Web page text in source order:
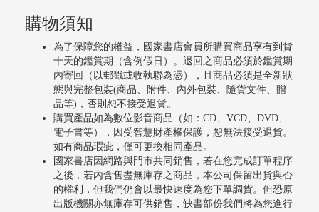
購物須知
為了保障您的權益，國家書店會員所購買商品享有到貨
十天的鑑賞期（含例假日）。退回之商品必須於鑑賞期
內寄回（以郵戳或收執聯為憑），且商品必須是全新狀
態與完整包裝(商品、附件、內外包裝、隨貨文件、贈
品等)，否則恕不接受退貨。
購買產品如為數位影音商品（如：CD、VCD、DVD、
電子書等），因受智慧財產權保護，恕無法接受退貨。
如有商品瑕疵，僅可更換相同產品。
國家書店因網路與門市共同銷售，若在您完成訂單程序
之後，若內含售盡無庫存之商品，本公司保留出貨與否
的權利，但我們仍會以最快速度為您下單調貨。但恐原
出版機關亦無庫存可供銷售，缺書部份我們將為您進行